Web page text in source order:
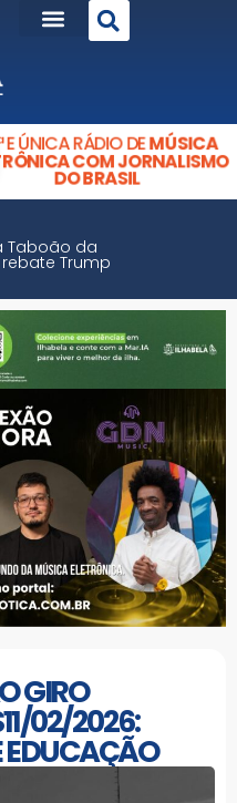
E ÚNICA RÁDIO DEMÚSICA
COM JORNALISMO
DO BRASIL
Taboão da
Trump
GIRO
02/2026:
EDUCAÇÃO